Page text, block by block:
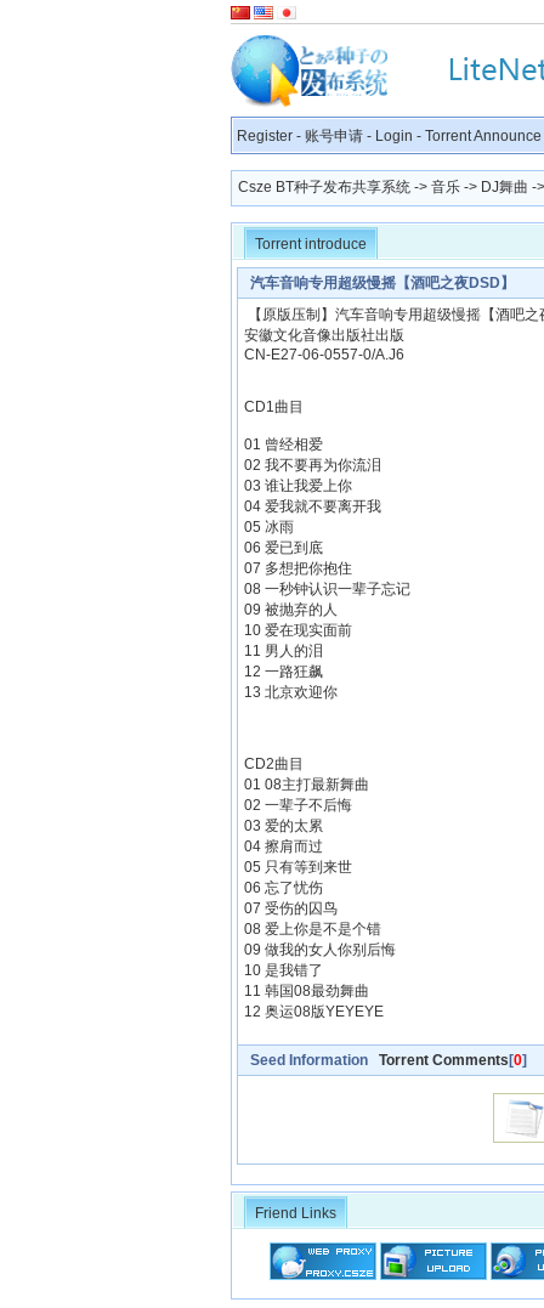
Register - 账号申请 - Login - Torrent Announce
Csze BT种子发布共享系统 -> 音乐 -> DJ舞曲 -
Torrent introduce
汽车音响专用超级慢摇【酒吧之夜DSD】
【原版压制】汽车音响专用超级慢摇【酒吧
安徽文化音像出版社出版
CN-E27-06-0557-0/A.J6
CD1曲目
01 曾经相爱
02 我不要再为你流泪
03 谁让我爱上你
04 爱我就不要离开我
05 冰雨
06 爱已到底
07 多想把你抱住
08 一秒钟认识一辈子忘记
09 被抛弃的人
10 爱在现实面前
11 男人的泪
12 一路狂飙
13 北京欢迎你
CD2曲目
01 08主打最新舞曲
02 一辈子不后悔
03 爱的太累
04 擦肩而过
05 只有等到来世
06 忘了忧伤
07 受伤的囚鸟
08 爱上你是不是个错
09 做我的女人你别后悔
10 是我错了
11 韩国08最劲舞曲
12 奥运08版YEYEYE
Seed Information Torrent Comments [0]
Friend Links